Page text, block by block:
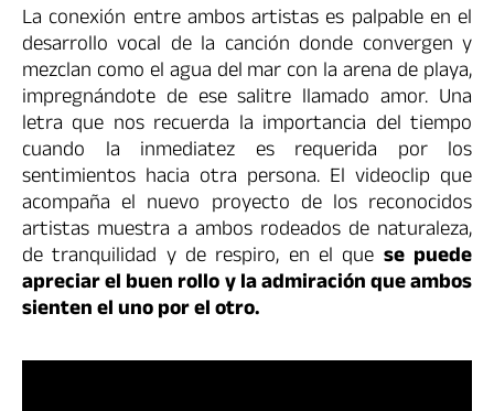
La conexión entre ambos artistas es palpable en el
desarrollo vocal de la canción donde convergen y
mezclan como el agua del mar con la arena de playa,
impregnándote de ese salitre llamado amor. Una
letra que nos recuerda la importancia del tiempo
cuando la inmediatez es requerida por los
sentimientos hacia otra persona. El videoclip que
acompaña el nuevo proyecto de los reconocidos
artistas muestra a ambos rodeados de naturaleza,
de tranquilidad y de respiro, en el que se puede
apreciarel buen rollo y la admiración que ambos
sienten el uno por el otro.